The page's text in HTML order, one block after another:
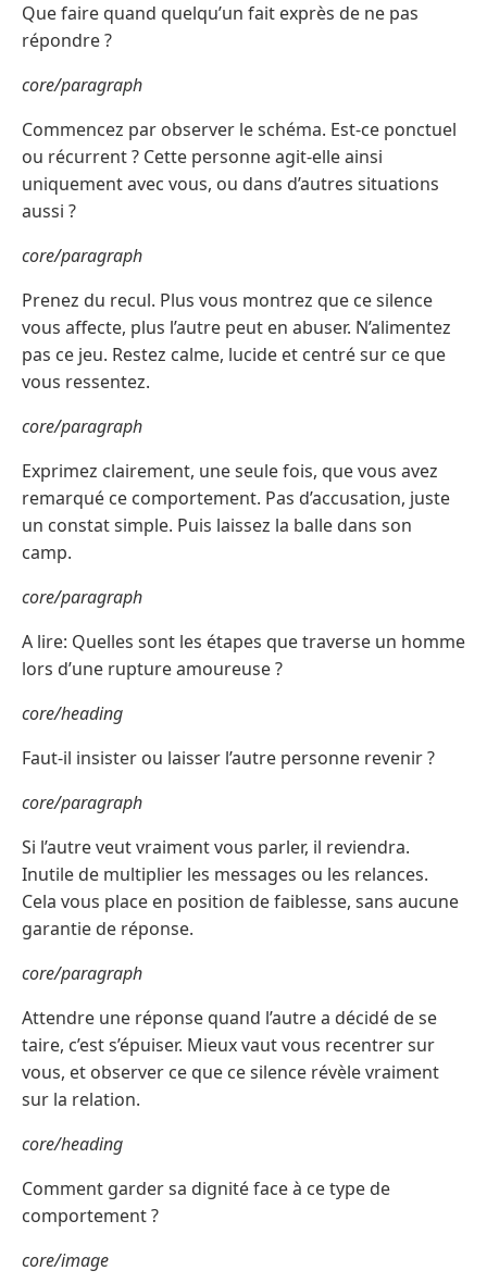
Que faire quand quelqu’un fait exprès de ne pas
répondre ?
core/paragraph
Commencez par observer le schéma. Est-ce ponctuel
ou récurrent ? Cette personne agit-elle ainsi
uniquement avec vous, ou dans d’autres situations
aussi ?
core/paragraph
Prenez du recul. Plus vous montrez que ce silence
vous affecte, plus l’autre peut en abuser. N’alimentez
pas ce jeu. Restez calme, lucide et centré sur ce que
vous ressentez.
core/paragraph
Exprimez clairement, une seule fois, que vous avez
remarqué ce comportement. Pas d’accusation, juste
un constat simple. Puis laissez la balle dans son
camp.
core/paragraph
A lire: Quelles sont les étapes que traverse un homme
lors d’une rupture amoureuse ?
core/heading
Faut-il insister ou laisser l’autre personne revenir ?
core/paragraph
Si l’autre veut vraiment vous parler, il reviendra.
Inutile de multiplier les messages ou les relances.
Cela vous place en position de faiblesse, sans aucune
garantie de réponse.
core/paragraph
Attendre une réponse quand l’autre a décidé de se
taire, c’est s’épuiser. Mieux vaut vous recentrer sur
vous, et observer ce que ce silence révèle vraiment
sur la relation.
core/heading
Comment garder sa dignité face à ce type de
comportement ?
core/image